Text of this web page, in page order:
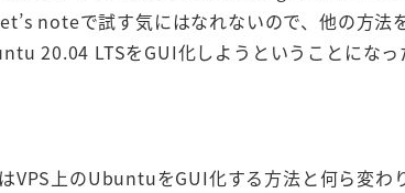
noteで試す気にはなれないので、他の方法
20.04 LTSをGUI化しようということになっ
VPS上のUbuntuをGUI化する方法と何ら変わ